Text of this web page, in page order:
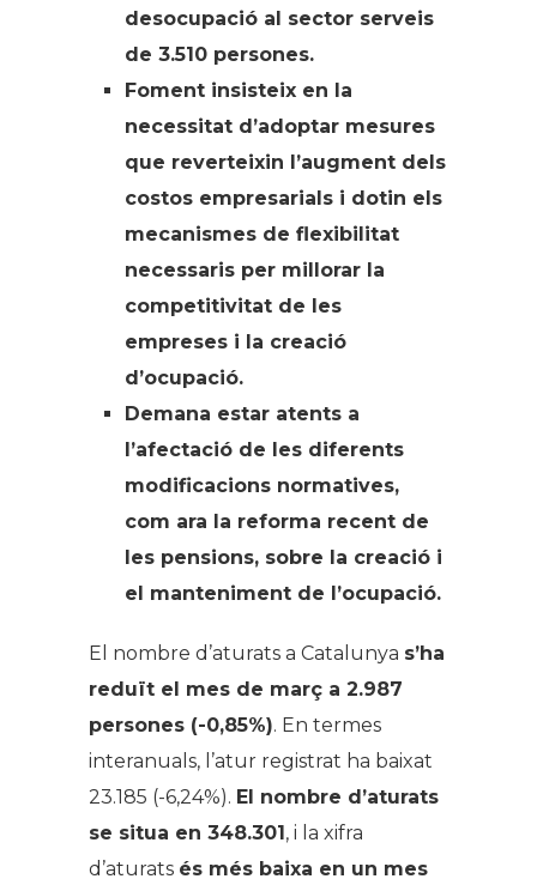
desocupació al sector serveis
de 3.510 persones.
Foment insisteix en la
necessitat d’adoptar mesures
que reverteixin l’augment dels
costos empresarials i dotin els
mecanismes de flexibilitat
necessaris per millorar la
competitivitat de les
empreses i la creació
d’ocupació.
Demana estar atents a
l’afectació de les diferents
modificacions normatives,
com ara la reforma recent de
les pensions, sobre la creació i
el manteniment de l’ocupació.
El nombre d’aturats a Catalunya s’ha
reduït el mes de març a 2.987
persones (-0,85%). En termes
interanuals, l’atur registrat ha baixat
23.185 (-6,24%). El nombre d’aturats
se situa en 348.301, i la xifra
d’aturats és més baixa en un mes